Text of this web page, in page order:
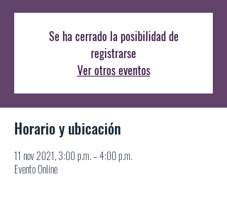
Se ha cerrado la posibilidad de
registrarse
Ver otros eventos
Horario y ubicación
11 nov 2021, 3:00 p.m. – 4:00 p.m.
Evento Online